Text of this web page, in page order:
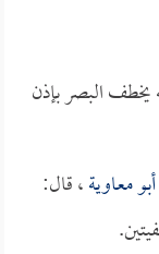
يخطف البصر بإذن
أبو معاوية، قال: